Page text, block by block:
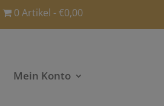
0 Artikel €0,00
Mein Konto